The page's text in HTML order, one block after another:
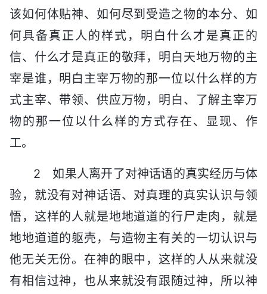
该如何体贴神、如何尽到受造之物的本分、如
何具备真正人的样式，明白什么才是真正的
信、什么才是真正的敬拜，明白天地万物的主
宰是谁，明白主宰万物的那一位以什么样的方
式主宰、带领、供应万物，明白、了解主宰万
物的那一位以什么样的方式存在、显现、作
工。
2 如果人离开了对神话语的真实经历与体
验，就没有对神话语、对真理的真实认识与领
悟，这样的人就是地地道道的行尸走肉，就是
地地道道的躯壳，与造物主有关的一切认识与
他无关无份。在神的眼中，这样的人从来就没
有相信过神，也从来就没有跟随过神，所以神